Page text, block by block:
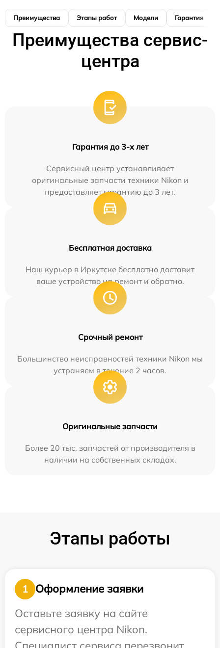
Преимущества Этапы работ Модели Гарантия
Преимущества сервис-
центра
Гарантия до 3-х лет
Сервисный центр устанавливает
оригинальные запчасти техники Nikon и
предоставляет гарантию до 3 лет.
Бесплатная доставка
Наш курьер в Иркутске бесплатно доставит
ваше устройство на ремонт и обратно.
Срочный ремонт
Большинство неисправностей техники Nikon мы
устраняем в течение 2 часов.
Оригинальные запчасти
Более 20 тыс. запчастей от производителя в
наличии на собственных складах.
Этапы работы
1
Оформление заявки
Оставьте заявку на сайте
сервисного центра Nikon.